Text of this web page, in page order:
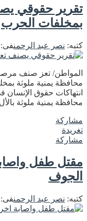
تقرير حقوقي
بمخلفات الحرب
كتبه: نصر عبد الرحمنفى:
المواطن/ تعز صنف
محافظة يمنية ملوثة
انتهاكات حقوق الإنسان
محافظة يمنية ملوثة
مشاركة
تغريدة
مشاركة
مقتل طفل
الجوف
كتبه: نصر عبد الرحمنفى: